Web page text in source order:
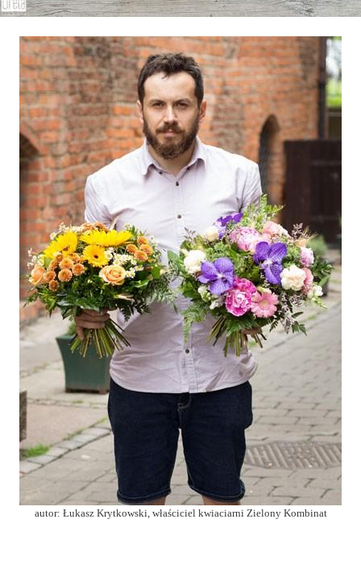
autor: Łukasz Krytkowski, właściciel kwiaciarni Zielony Kombinat